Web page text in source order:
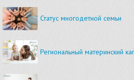
Статус многодетной семьи
Региональный материнский